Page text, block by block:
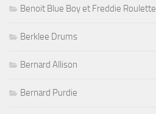
Benoit Blue Boy et Freddie Roulette
Berklee Drums
Bernard Allison
Bernard Purdie